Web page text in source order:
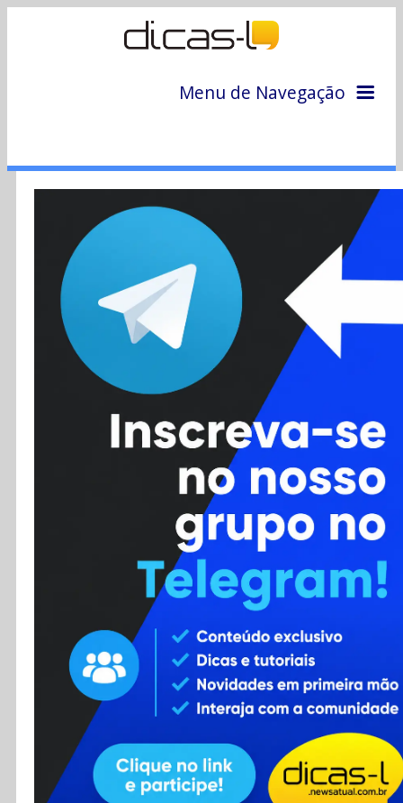
Menu de Navegação
Colunas
Colaboradores
Cursos
Enviar Dica
Contato
RSS